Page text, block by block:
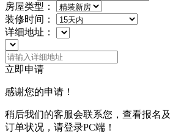
房屋类型：
装修时间：
详细地址：
立即申请
感谢您的申请！
稍后我们的客服会联系您，查看报名及
订单状况，请登录PC端！